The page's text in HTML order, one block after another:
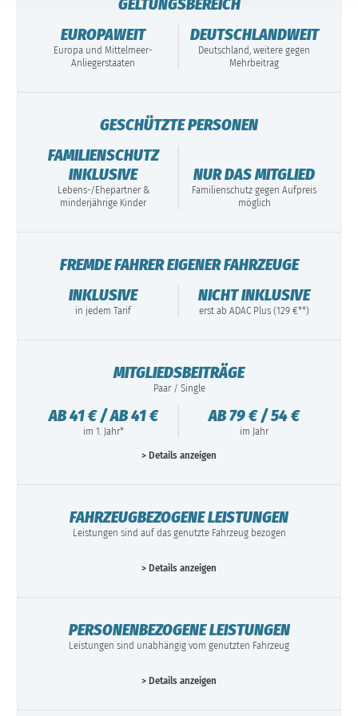
GELTUNGSBEREICH
EUROPAWEIT
Europa und Mittelmeer-
Anliegerstaaten
DEUTSCHLANDWEIT
Deutschland, weitere gegen
Mehrbeitrag
GESCHÜTZTE PERSONEN
FAMILIENSCHUTZ
INKLUSIVE
Lebens-/Ehepartner &
minderjährige Kinder
NUR DAS MITGLIED
Familienschutz gegen Aufpreis
möglich
FREMDE FAHRER EIGENER FAHRZEUGE
INKLUSIVE
in jedem Tarif
NICHT INKLUSIVE
erst ab ADAC Plus (129 €**)
MITGLIEDSBEITRÄGE
Paar / Single
AB 41 € / AB 41 €
im 1. Jahr*
AB 79 € / 54 €
im Jahr
> Details anzeigen
FAHRZEUGBEZOGENE LEISTUNGEN
Leistungen sind auf das genutzte Fahrzeug bezogen
> Details anzeigen
PERSONENBEZOGENE LEISTUNGEN
Leistungen sind unabhängig vom genutzten Fahrzeug
> Details anzeigen